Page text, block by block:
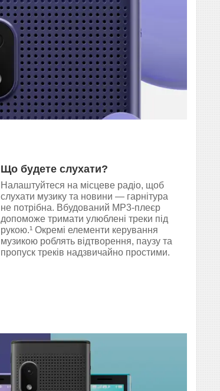
Що будете слухати?
Налаштуйтеся на місцеве радіо, щоб
слухати музику та новини — гарнітура
не потрібна. Вбудований MP3-плеєр
допоможе тримати улюблені треки під
рукою.¹ Окремі елементи керування
музикою роблять відтворення, паузу та
пропуск треків надзвичайно простими.